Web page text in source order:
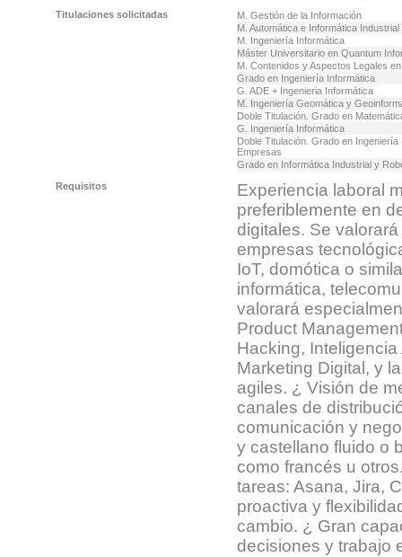
Titulaciones solicitadas
M. Gestión de la Información
M. Automática e Informática Industrial
M. Ingeniería Informática
Máster Universitario en Quantum
M. Contenidos y Aspectos Legales
Grado en Ingeniería Informática
G. ADE + Ingenieria Informática
M. Ingeniería Geomática y
Doble Titulación. Grado en
G. Ingeniería Informática
Doble Titulación. Grado en
Empresas
Grado en Informática Industrial y
Requisitos
Experiencia laboral
preferiblemente en
digitales. Se
empresas
IoT, domótica o
informática,
valorará
Product
Hacking,
Marketing Digital, y
agiles. ¿ Visión de
canales de
comunicación y
y castellano fluido o
como francés u
tareas: Asana, Jira,
proactiva y
cambio. ¿ Gran
decisiones y trabajo